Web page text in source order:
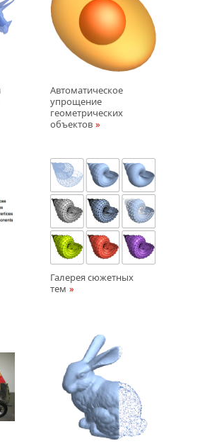
Автоматическое
упрощение
геометрических
объектов
Галерея сюжетных
тем